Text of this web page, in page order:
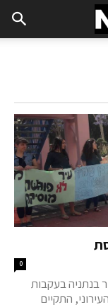
0
בנתניה בעקבות
התקיים